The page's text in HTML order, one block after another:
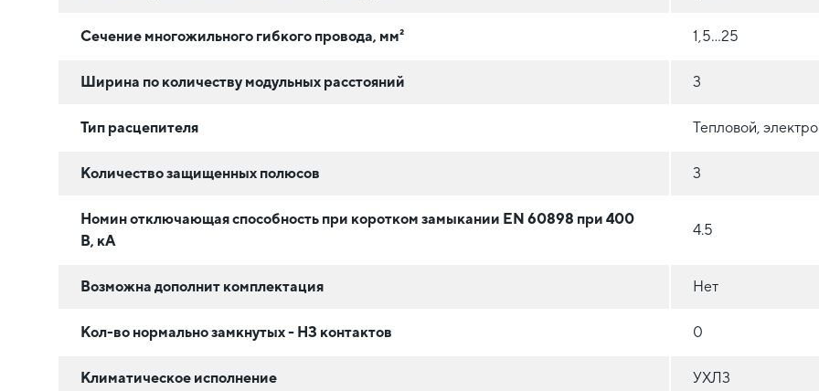
Сечение многожильного гибкого провода, мм² 1,5...25
Ширина по количеству модульных расстояний 3
Тип расцепителя Тепловой,
Количество защищенных полюсов 3
Номин отключающая способность при коротком замыкании EN 60898 при 400
В, кА
4.5
Возможна дополнит комплектация Нет
Кол-во нормально замкнутых - НЗ контактов 0
Климатическое исполнение УХЛ3